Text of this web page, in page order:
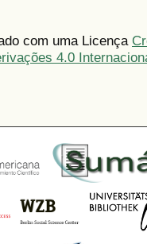
com uma Licença
4.0